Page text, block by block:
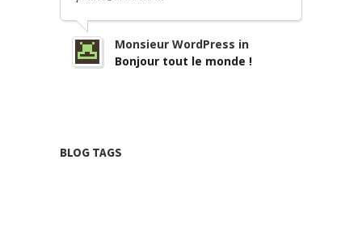
Monsieur WordPress in
Bonjour tout le monde !
BLOG TAGS